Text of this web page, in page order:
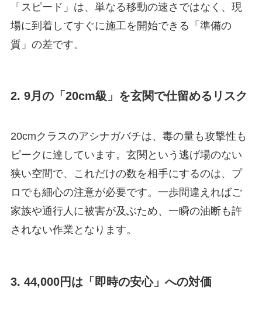
「スピード」は、単なる移動の速さではなく、現
場に到着してすぐに施工を開始できる「準備の
質」の差です。
2. 9月の「20cm級」を玄関で仕留めるリスク
20cmクラスのアシナガバチは、毒の量も攻撃性も
ピークに達しています。玄関という逃げ場のない
狭い空間で、これだけの数を相手にするのは、プ
ロでも細心の注意が必要です。一歩間違えればご
家族や通行人に被害が及ぶため、一瞬の油断も許
されない作業となります。
3. 44,000円は「即時の安心」への対価